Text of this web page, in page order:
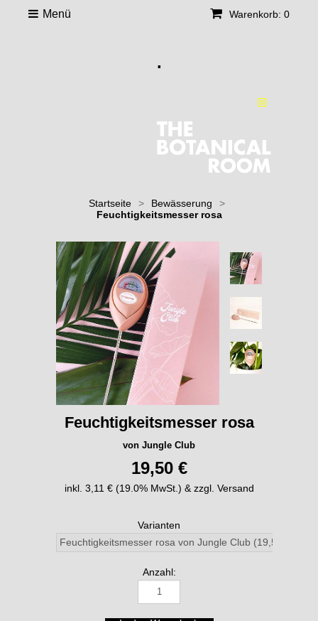
Warenkorb: 0
Menü
.
Startseite > Bewässerung
>
Feuchtigkeitsmesser rosa
Feuchtigkeitsmesser rosa
von Jungle Club
19,50 €
inkl. 3,11 € (19.0% MwSt.) & zzgl. Versand
Varianten
Anzahl: